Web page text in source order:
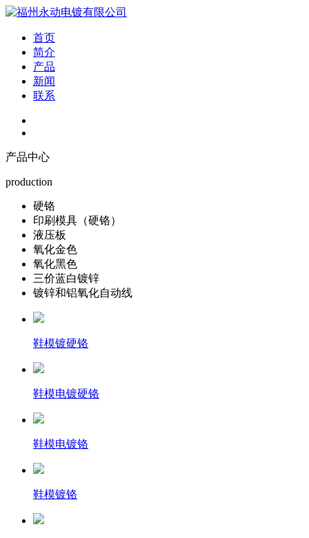
首页
简介
产品
新闻
联系
产品中心
production
硬铬
印刷模具（硬铬）
液压板
氧化金色
氧化黑色
三价蓝白镀锌
镀锌和铝氧化自动线
鞋模镀硬铬
鞋模电镀硬铬
鞋模电镀铬
鞋模镀铬